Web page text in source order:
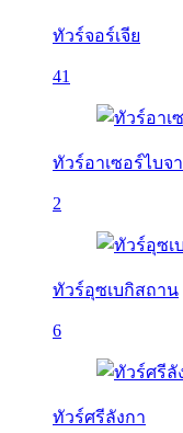
ทัวร์จอร์เจีย
41
ทัวร์อาเซอร์ไบจ
2
ทัวร์อุซเบกิสถาน
6
ทัวร์ศรีลังกา